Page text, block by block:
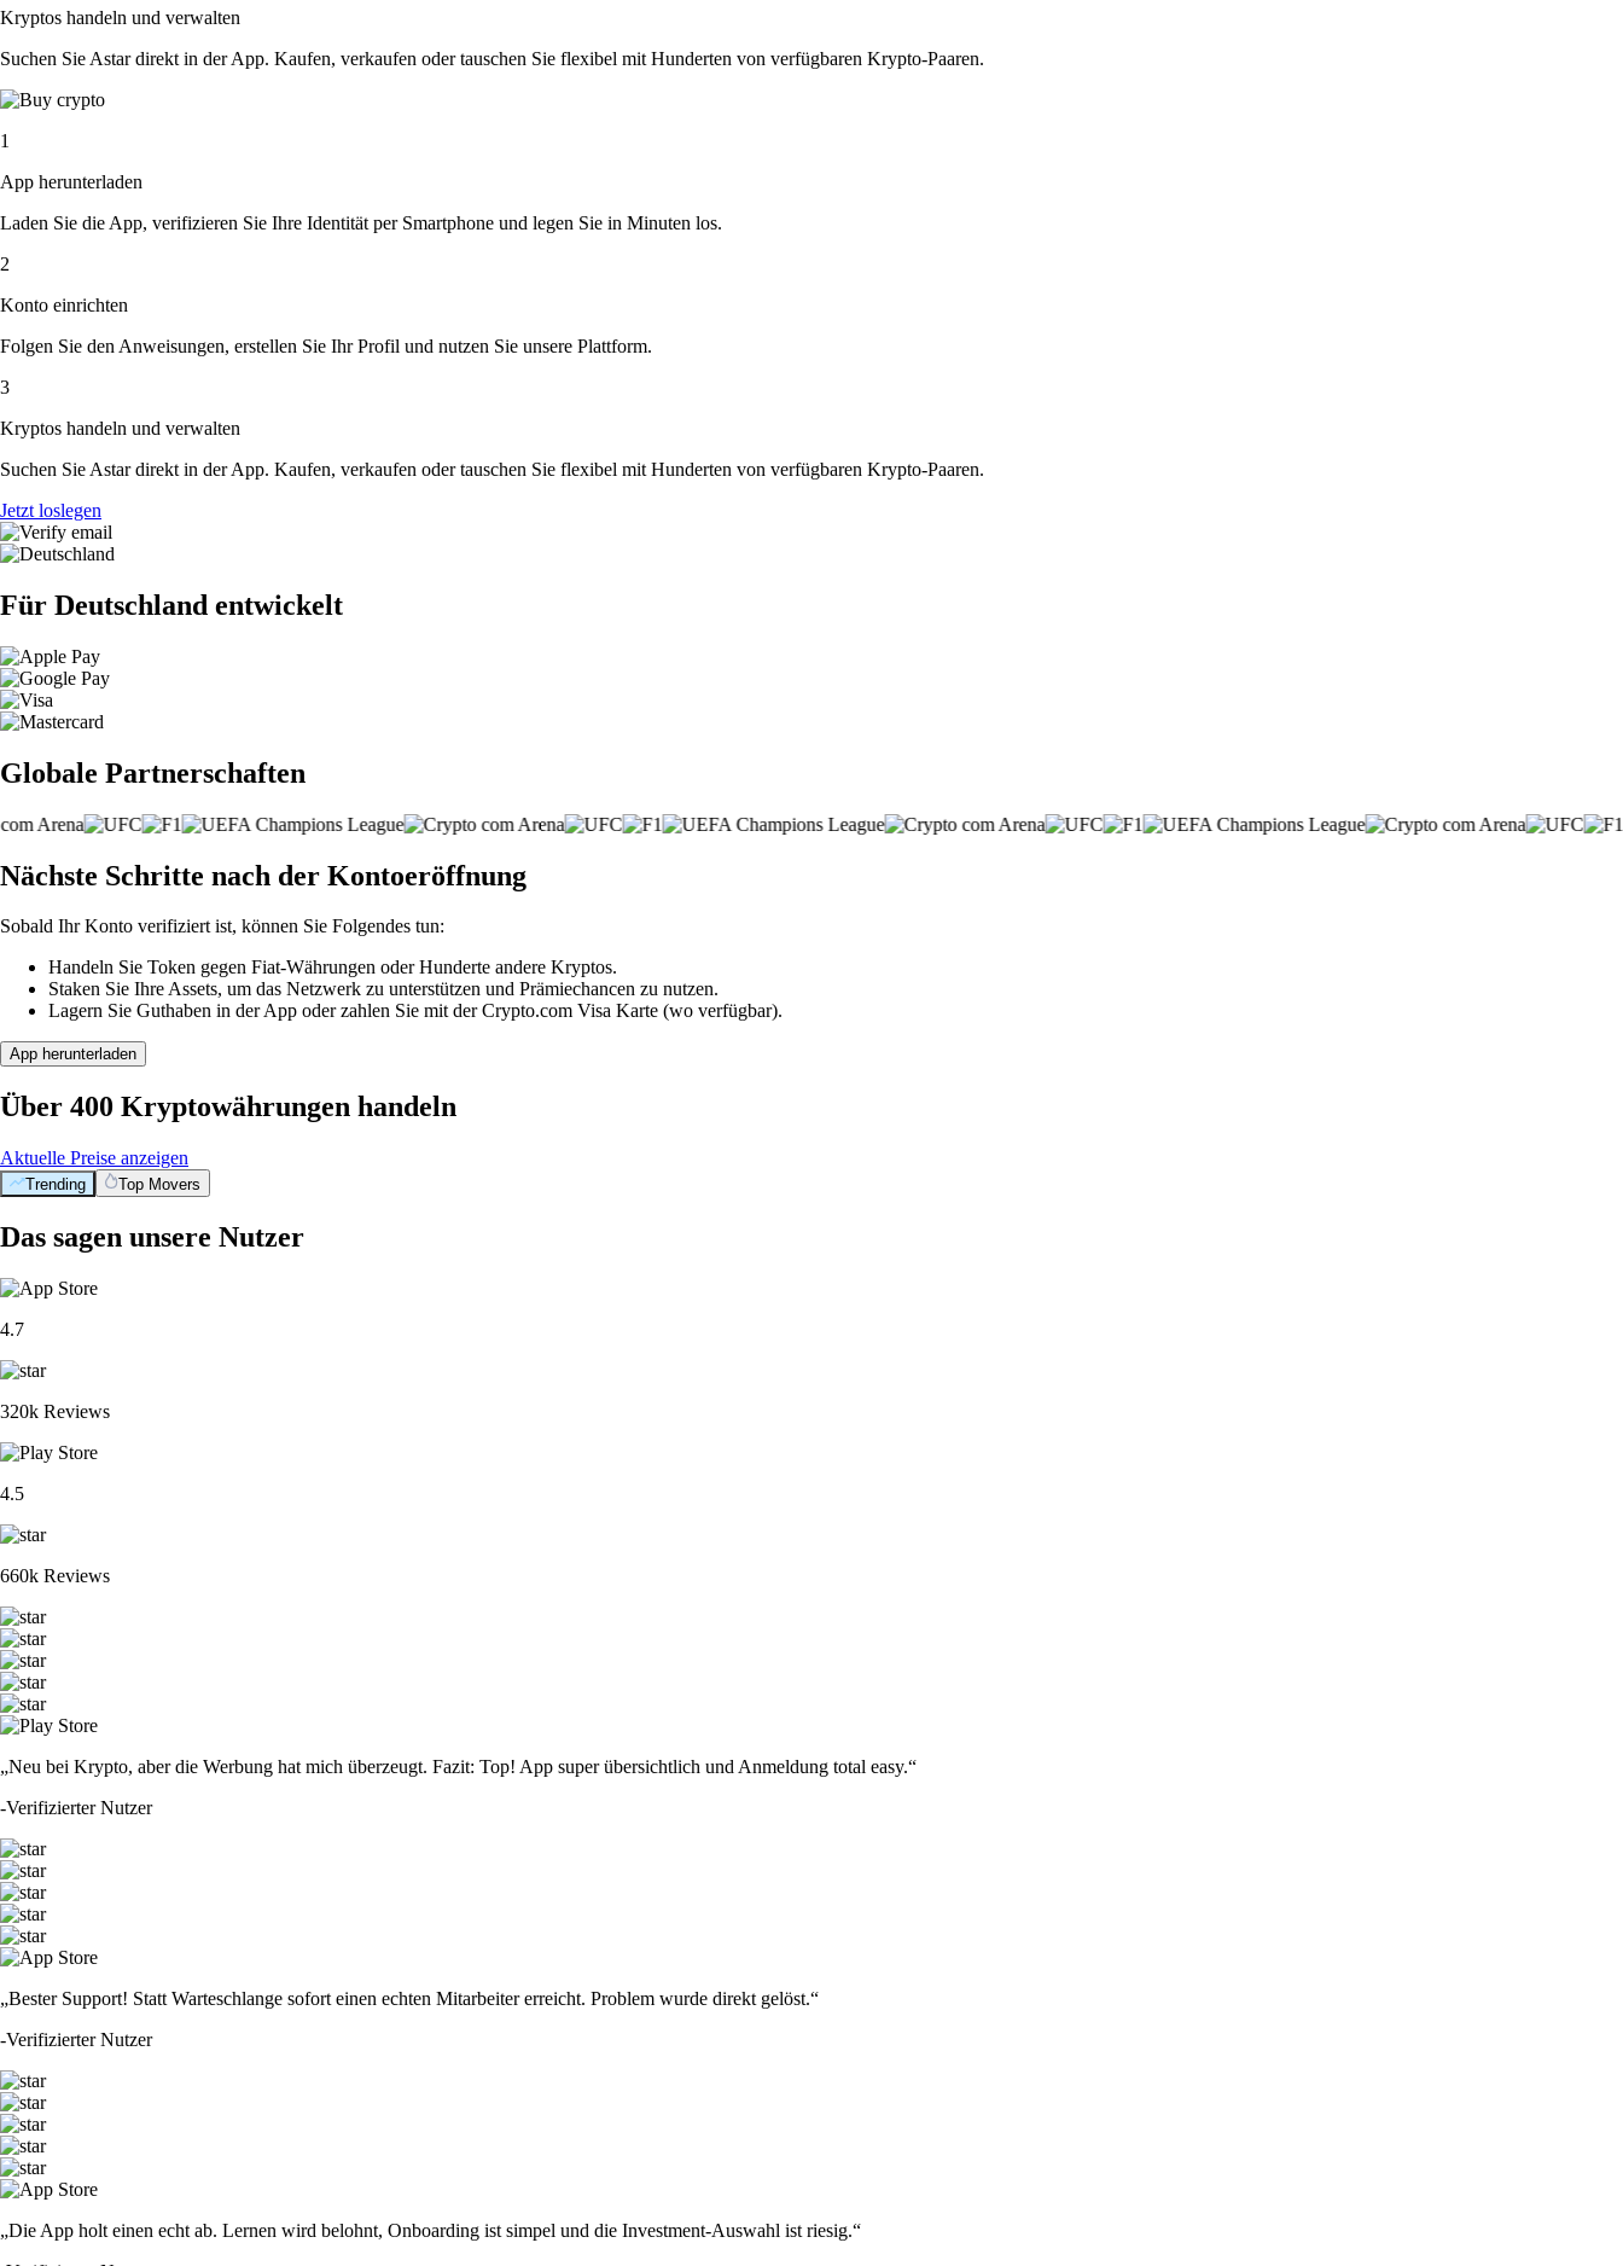
Kryptos handeln und verwalten
Suchen Sie Astar direkt in der App. Kaufen, verkaufen oder tauschen Sie flexibel mit Hunderten von verfügbaren Krypto-Paaren.
1
App herunterladen
Laden Sie die App, verifizieren Sie Ihre Identität per Smartphone und legen Sie in Minuten los.
2
Konto einrichten
Folgen Sie den Anweisungen, erstellen Sie Ihr Profil und nutzen Sie unsere Plattform.
3
Kryptos handeln und verwalten
Suchen Sie Astar direkt in der App. Kaufen, verkaufen oder tauschen Sie flexibel mit Hunderten von verfügbaren Krypto-Paaren.
Jetzt loslegen
Für Deutschland entwickelt
Globale Partnerschaften
Nächste Schritte nach der Kontoeröffnung
Sobald Ihr Konto verifiziert ist, können Sie Folgendes tun:
Handeln Sie Token gegen Fiat-Währungen oder Hunderte andere Kryptos.
Staken Sie Ihre Assets, um das Netzwerk zu unterstützen und Prämiechancen zu nutzen.
Lagern Sie Guthaben in der App oder zahlen Sie mit der Crypto.com Visa Karte (wo verfügbar).
App herunterladen
Über 400 Kryptowährungen handeln
Aktuelle Preise anzeigen
Trending Top Movers
Das sagen unsere Nutzer
4.7
320k Reviews
4.5
660k Reviews
„Neu bei Krypto, aber die Werbung hat mich überzeugt. Fazit: Top! App super übersichtlich und Anmeldung total easy.“
-Verifizierter Nutzer
„Bester Support! Statt Warteschlange sofort einen echten Mitarbeiter erreicht. Problem wurde direkt gelöst.“
-Verifizierter Nutzer
„Die App holt einen echt ab. Lernen wird belohnt, Onboarding ist simpel und die Investment-Auswahl ist riesig.“